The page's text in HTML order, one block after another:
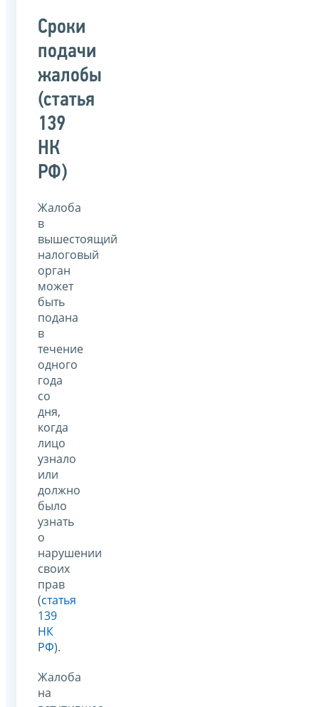
Сроки
подачи
жалобы
(статья
139
НК
РФ)
Жалоба
в
вышестоящий
налоговый
орган
может
быть
подана
в
течение
одного
года
со
дня,
когда
лицо
узнало
или
должно
было
узнать
о
нарушении
своих
прав
(статья
139
НК
РФ).
Жалоба
на